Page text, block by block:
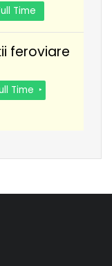
Time
feroviare
Time